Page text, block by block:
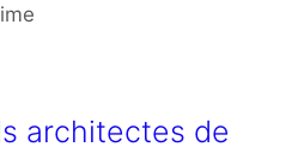
architectes de